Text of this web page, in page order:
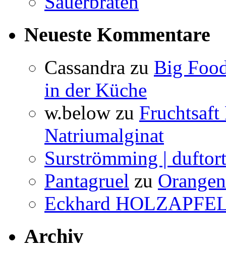
Neueste Kommentare
Cassandra zu Big
in der Küche
w.below zu
Natriumalginat
Surströmming |
Pantagruel zu
Eckhard
Archiv